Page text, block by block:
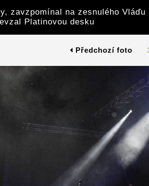
zavzpomínal na zesnulého Vláďu
Platinovou desku
Předchozí foto